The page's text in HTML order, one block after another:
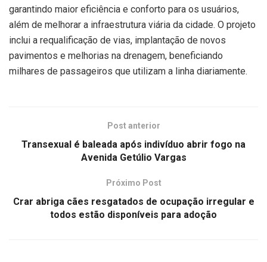
garantindo maior eficiência e conforto para os usuários,
além de melhorar a infraestrutura viária da cidade. O projeto
inclui a requalificação de vias, implantação de novos
pavimentos e melhorias na drenagem, beneficiando
milhares de passageiros que utilizam a linha diariamente.
Post anterior
Transexual é baleada após indivíduo abrir fogo na
Avenida Getúlio Vargas
Próximo Post
Crar abriga cães resgatados de ocupação irregular e
todos estão disponíveis para adoção